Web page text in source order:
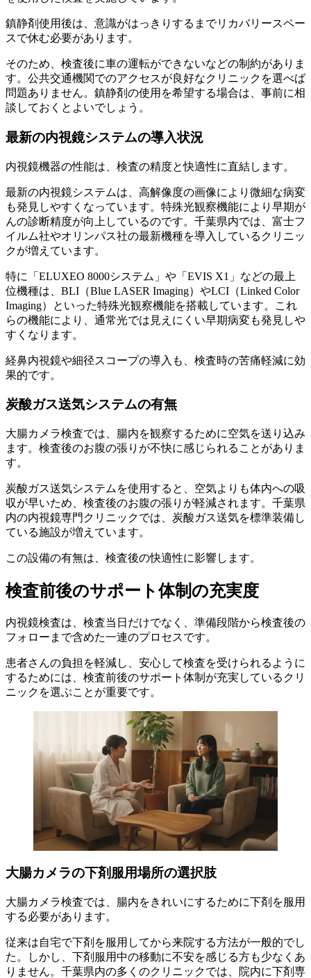
鎮静剤使用後は、意識がはっきりするまでリカバリースペー
スで休む必要があります。
そのため、検査後に車の運転ができないなどの制約がありま
す。公共交通機関でのアクセスが良好なクリニックを選べば
問題ありません。鎮静剤の使用を希望する場合は、事前に相
談しておくとよいでしょう。
最新の内視鏡システムの導入状況
内視鏡機器の性能は、検査の精度と快適性に直結します。
最新の内視鏡システムは、高解像度の画像により微細な病変
も発見しやすくなっています。特殊光観察機能により早期が
んの診断精度が向上しているのです。千葉県内では、富士フ
イルム社やオリンパス社の最新機種を導入しているクリニッ
クが増えています。
特に「ELUXEO 8000システム」や「EVIS X1」などの最上
位機種は、BLI（Blue LASER Imaging）やLCI（Linked Color
Imaging）といった特殊光観察機能を搭載しています。これ
らの機能により、通常光では見えにくい早期病変も発見しや
すくなります。
経鼻内視鏡や細径スコープの導入も、検査時の苦痛軽減に効
果的です。
炭酸ガス送気システムの有無
大腸カメラ検査では、腸内を観察するために空気を送り込み
ます。検査後のお腹の張りが不快に感じられることがありま
す。
炭酸ガス送気システムを使用すると、空気よりも体内への吸
収が早いため、検査後のお腹の張りが軽減されます。千葉県
内の内視鏡専門クリニックでは、炭酸ガス送気を標準装備し
ている施設が増えています。
この設備の有無は、検査後の快適性に影響します。
検査前後のサポート体制の充実度
内視鏡検査は、検査当日だけでなく、準備段階から検査後の
フォローまで含めた一連のプロセスです。
患者さんの負担を軽減し、安心して検査を受けられるように
するためには、検査前後のサポート体制が充実しているクリ
ニックを選ぶことが重要です。
大腸カメラの下剤服用場所の選択肢
大腸カメラ検査では、腸内をきれいにするために下剤を服用
する必要があります。
従来は自宅で下剤を服用してから来院する方法が一般的でし
た。しかし、下剤服用中の移動に不安を感じる方も少なくあ
りません。千葉県内の多くのクリニックでは、院内に下剤専